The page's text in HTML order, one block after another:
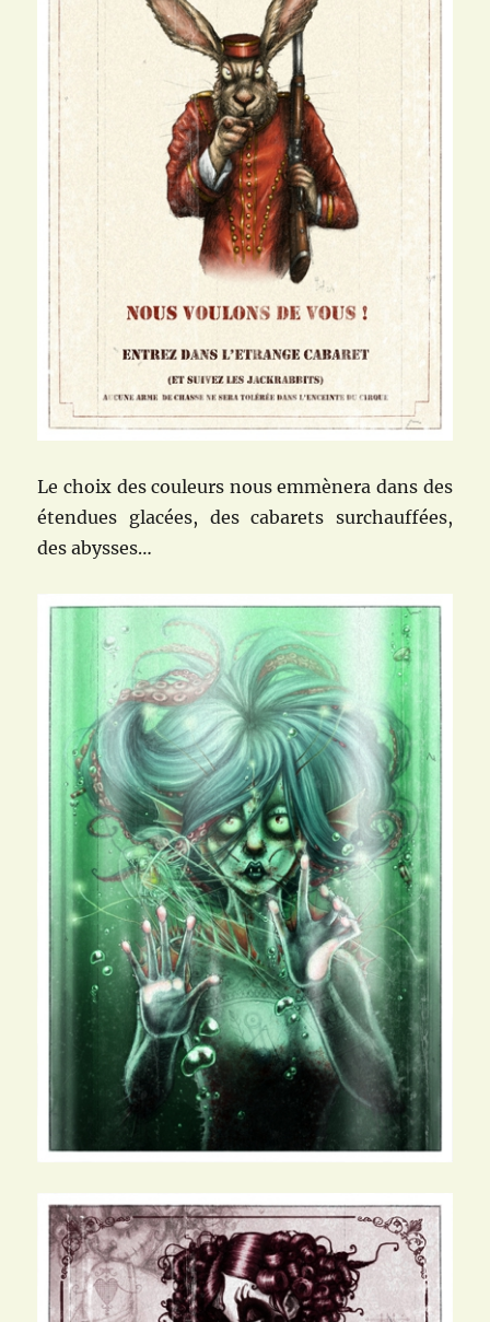
Le choix des couleurs nous emmènera dans des
étendues glacées, des cabarets surchauffées,
des abysses…